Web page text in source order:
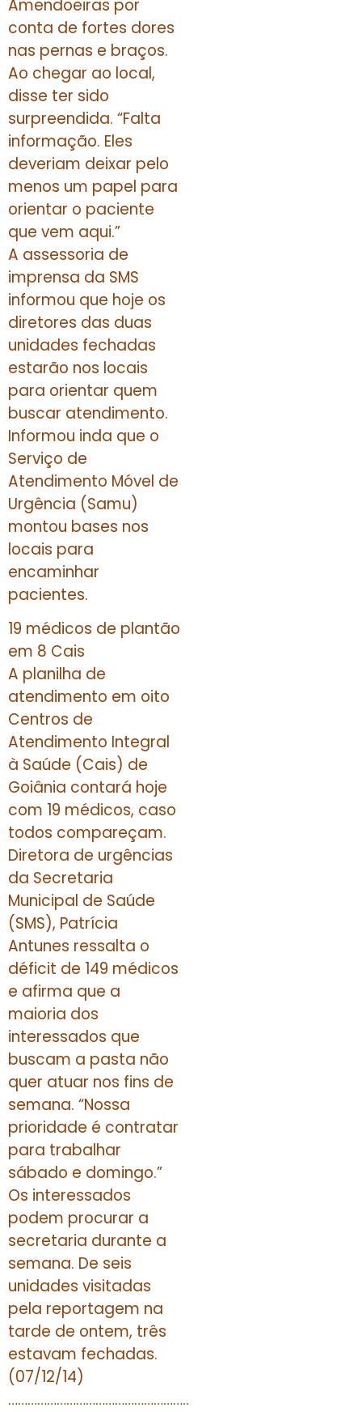
Amendoeiras por
conta de fortes dores
nas pernas e braços.
Ao chegar ao local,
disse ter sido
surpreendida. “Falta
informação. Eles
deveriam deixar pelo
menos um papel para
orientar o paciente
que vem aqui.”
A assessoria de
imprensa da SMS
informou que hoje os
diretores das duas
unidades fechadas
estarão nos locais
para orientar quem
buscar atendimento.
Informou inda que o
Serviço de
Atendimento Móvel de
Urgência (Samu)
montou bases nos
locais para
encaminhar
pacientes.
19 médicos de plantão
em 8 Cais
A planilha de
atendimento em oito
Centros de
Atendimento Integral
à Saúde (Cais) de
Goiânia contará hoje
com 19 médicos, caso
todos compareçam.
Diretora de urgências
da Secretaria
Municipal de Saúde
(SMS), Patrícia
Antunes ressalta o
déficit de 149 médicos
e afirma que a
maioria dos
interessados que
buscam a pasta não
quer atuar nos fins de
semana. “Nossa
prioridade é contratar
para trabalhar
sábado e domingo.”
Os interessados
podem procurar a
secretaria durante a
semana. De seis
unidades visitadas
pela reportagem na
tarde de ontem, três
estavam fechadas.
(07/12/14)
………………………………………………..